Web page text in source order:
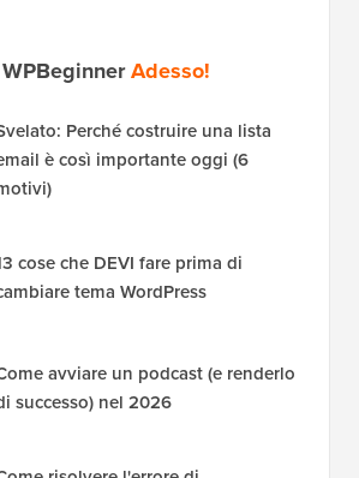
Adesso!
Perché costruire una lista
è così importante oggi (6
cose che DEVI fare prima di
tema WordPress
avviare un podcast (e renderlo
successo) nel 2026